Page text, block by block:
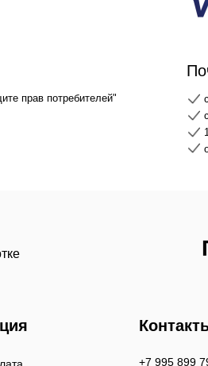
прав потребителей"
+7 995 899